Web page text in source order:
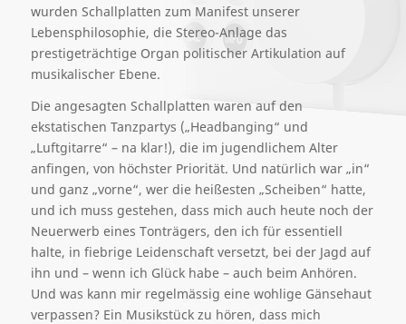
wurden Schallplatten zum Manifest unserer
Lebensphilosophie, die Stereo-Anlage das
prestigeträchtige Organ politischer Artikulation auf
musikalischer Ebene.
Die angesagten Schallplatten waren auf den
ekstatischen Tanzpartys („Headbanging“ und
„Luftgitarre“ – na klar!), die im jugendlichem Alter
anfingen, von höchster Priorität. Und natürlich war „in“
und ganz „vorne“, wer die heißesten „Scheiben“ hatte,
und ich muss gestehen, dass mich auch heute noch der
Neuerwerb eines Tonträgers, den ich für essentiell
halte, in fiebrige Leidenschaft versetzt, bei der Jagd auf
ihn und – wenn ich Glück habe – auch beim Anhören.
Und was kann mir regelmässig eine wohlige Gänsehaut
verpassen? Ein Musikstück zu hören, dass mich